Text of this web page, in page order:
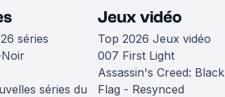
séries
séries du
Jeux vidéo
Top 2026 Jeux vidéo
007 First Light
Assassin's Creed: Black
Flag - Resynced